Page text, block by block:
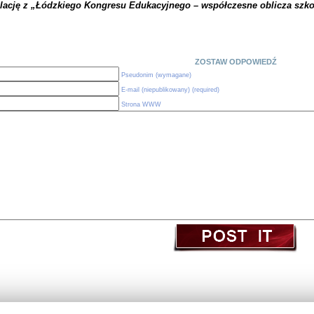
z „Łódzkiego Kongresu Edukacyjnego – współczesne oblicza
ZOSTAW ODPOWIEDŹ
Pseudonim (wymagane)
E-mail (niepublikowany) (required)
Strona WWW